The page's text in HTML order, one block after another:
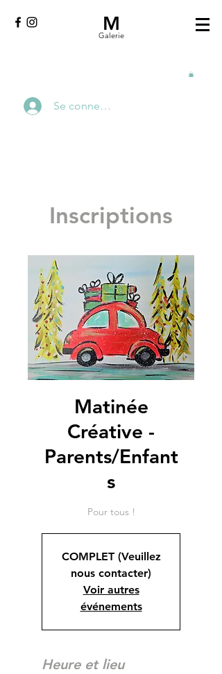
M
Galerie
Se connecter
Inscriptions
Matinée
Créative -
Parents/Enfant
s
Pour tous !
COMPLET (Veuillez
nous contacter)
Voir autres
événements
Heure et lieu